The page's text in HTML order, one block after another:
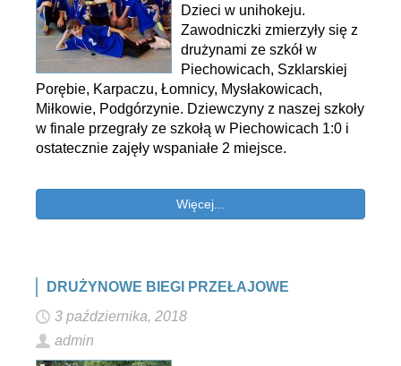
Dzieci w unihokeju.
Zawodniczki zmierzyły się z
drużynami ze szkół w
Piechowicach, Szklarskiej
Porębie, Karpaczu, Łomnicy, Mysłakowicach,
Miłkowie, Podgórzynie. Dziewczyny z naszej szkoły
w finale przegrały ze szkołą w Piechowicach 1:0 i
ostatecznie zajęły wspaniałe 2 miejsce.
Więcej...
DRUŻYNOWE BIEGI PRZEŁAJOWE
3 października, 2018
admin